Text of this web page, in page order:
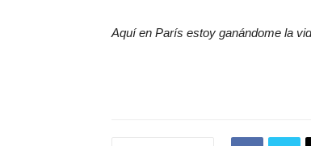
Aquí en París estoy ganándome la